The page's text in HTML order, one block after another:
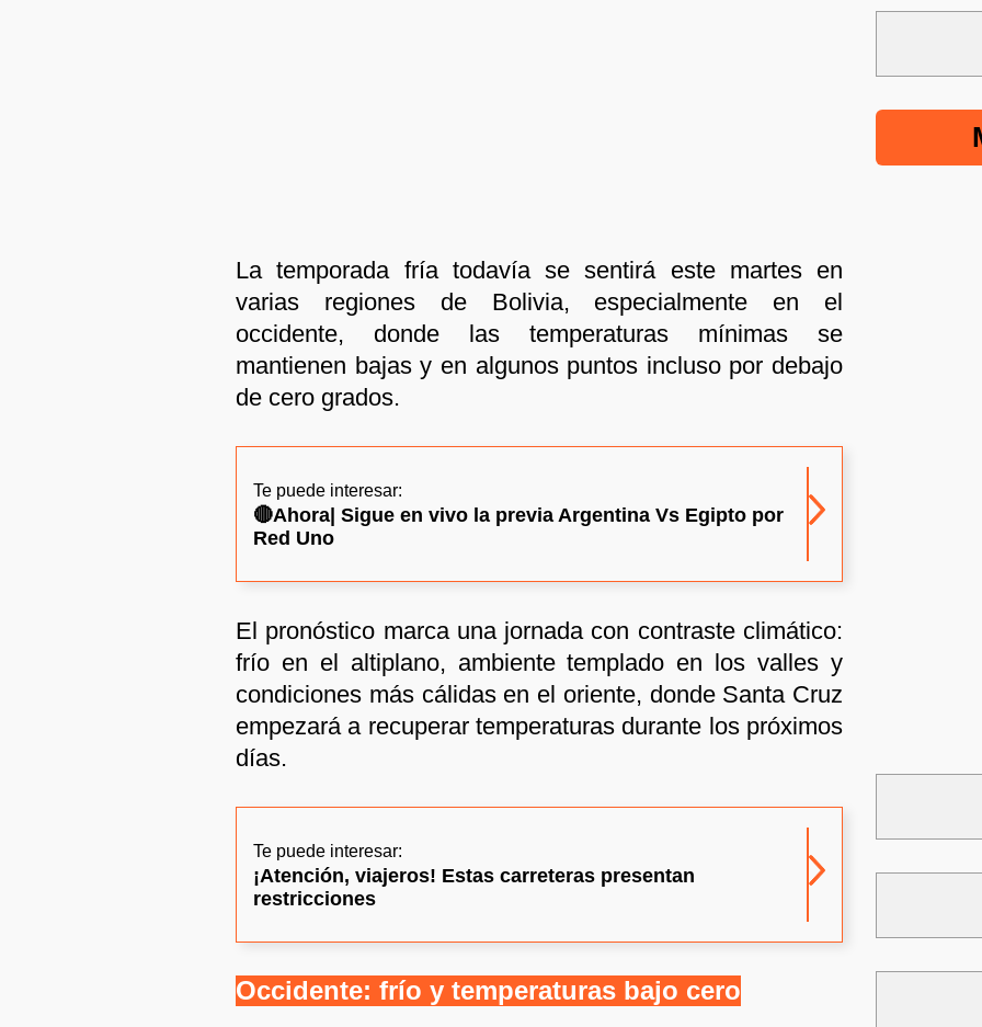
La temporada fría todavía se sentirá este martes en
varias regiones de Bolivia, especialmente en el
occidente, donde las temperaturas mínimas se
mantienen bajas y en algunos puntos incluso por debajo
de cero grados.
Te puede interesar:
🔴Ahora| Sigue en vivo la previa Argentina Vs Egipto por
Red Uno
El pronóstico marca una jornada con contraste climático:
frío en el altiplano, ambiente templado en los valles y
condiciones más cálidas en el oriente, donde Santa Cruz
empezará a recuperar temperaturas durante los próximos
días.
Te puede interesar:
¡Atención, viajeros! Estas carreteras presentan
restricciones
Occidente: frío y temperaturas bajo cero